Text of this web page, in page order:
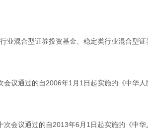
业混合型证券投资基金、稳定类行业混合型证
会议通过的自2006年1月1日起实施的《中华人
次会议通过的自2013年6月1日起实施的《中华